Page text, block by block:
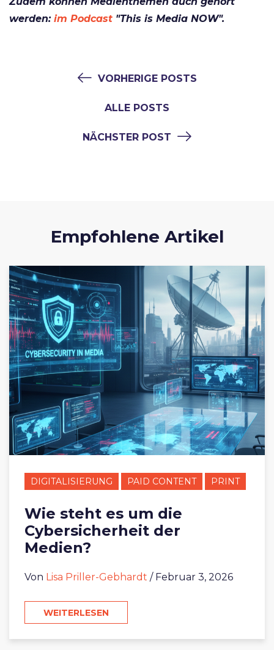
werden:im Podcast "This is Media NOW".
VORHERIGE POSTS
ALLE POSTS
NÄCHSTER POST
Empfohlene Artikel
DIGITALISIERUNG PAID CONTENT PRINT
Wie steht es um die
Cybersicherheit der
Medien?
Von Lisa Priller-Gebhardt / Februar 3, 2026
WEITERLESEN